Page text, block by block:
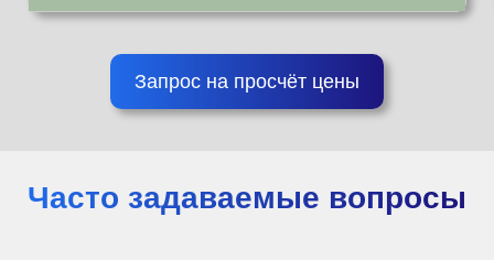
Запрос на просчёт цены
Часто задаваемые вопросы